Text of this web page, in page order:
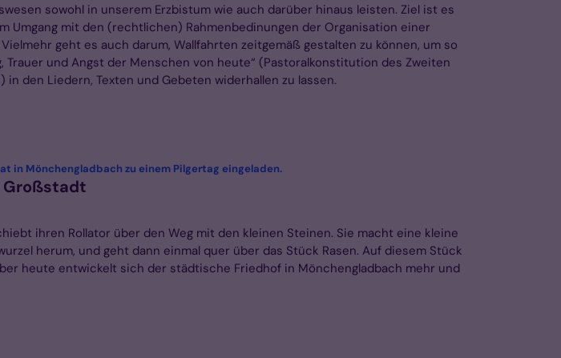
sowohl in unserem Erzbistum wie auch darüber hinaus leisten. Ziel ist es
Umgang mit den (rechtlichen) Rahmenbedinungen der Organisation einer
geht es auch darum, Wallfahrten zeitgemäß gestalten zu können, um so
Trauer und Angst der Menschen von heute“ (Pastoralkonstitution des Zweiten
in den Liedern, Texten und Gebeten widerhallen zu lassen.
in Mönchengladbach zu einem Pilgertag eingeladen.:
Großstadt
ihren Rollator über den Weg mit den kleinen Steinen. Sie macht eine kleine
herum, und geht dann einmal quer über das Stück Rasen. Auf diesem Stück
heute entwickelt sich der städtische Friedhof in Mönchengladbach mehr und